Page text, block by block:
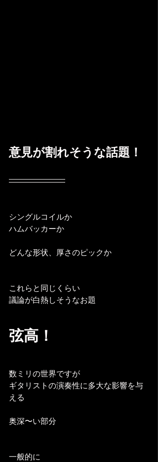
意見が割れそうな話題！
シングルコイルか
ハムバッカーか
どんな形状、厚さのピックか
これらと同じくらい
議論が白熱しそうなお題
弦高！
数ミリの世界ですが
ギタリストの演奏性に多大な影響を与
える
奥深〜い部分
一般的に